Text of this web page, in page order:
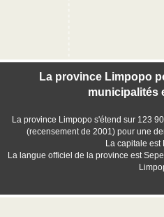
La province Limpopo
municipalités
La province Limpopo s'étend sur 123
(recensement de 2001) pour une
La capitale est
La langue officiel de la province est